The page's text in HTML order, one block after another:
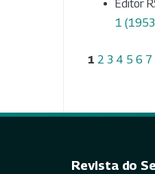
Editor
1
1 2 3 4 5 6 7
Revista do